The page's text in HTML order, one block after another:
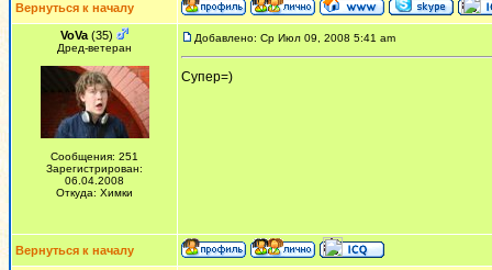
Вернуться к началу
VoVa (35)
Дред-ветеран
Сообщения: 251
Зарегистрирован:
06.04.2008
Откуда: Химки
Добавлено: Ср Июл 09, 2008 5:41 am
Супер=)
Вернуться к началу